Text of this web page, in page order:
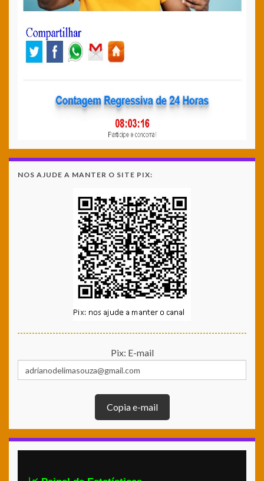
NOS AJUDE A MANTER O SITE PIX:
Pix: E-mail
Copia e-mail